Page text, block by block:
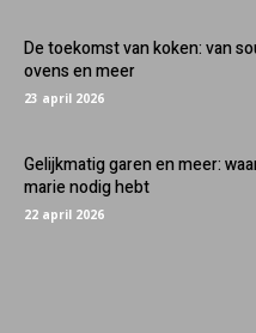
De toekomst van koken: van
ovens en meer
23 april 2026
Gelijkmatig garen en meer:
marie nodig hebt
22 april 2026